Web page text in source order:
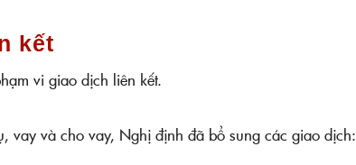
kết
vi giao dịch liên kết.
vay và cho vay, Nghị định đã bổ sung các giao dịch: